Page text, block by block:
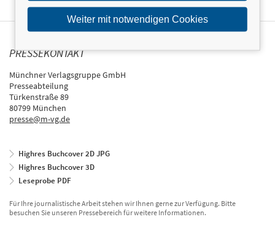
PRESSEKONTAKT
Münchner Verlagsgruppe GmbH
Presseabteilung
Türkenstraße 89
80799 München
presse@m-vg.de
Highres Buchcover 2D JPG
Highres Buchcover 3D
Leseprobe PDF
Für Ihre journalistische Arbeit stehen wir Ihnen gerne zur Verfügung. Bitte
besuchen Sie unseren Pressebereich für weitere Informationen.
Weiter mit notwendigen Cookies